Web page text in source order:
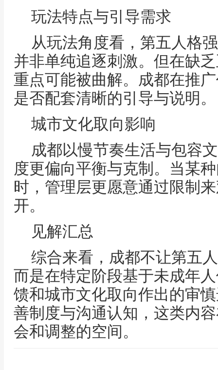
玩法特点与引导需求
从玩法角度看，第五人格
并非单纯追逐刺激。但在缺
重点可能被曲解。成都在推
是否配套清晰的引导与说明。
城市文化取向影响
成都以慢节奏生活与包容
度更偏向平衡与克制。当某
时，管理层更愿意通过限制
开。
见解汇总
综合来看，成都不让第五
而是在特定阶段基于未成年
馈和城市文化取向作出的审
善制度与沟通认知，这类内
会和调整的空间。